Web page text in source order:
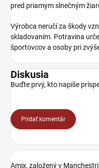
pred priamym slnečným
Výrobca neručí za škody
skladovaním. Potravina
športovcov a osoby pri
Diskusia
Buďte prvý, kto napíše
Pridať komentár
Amix, založený v